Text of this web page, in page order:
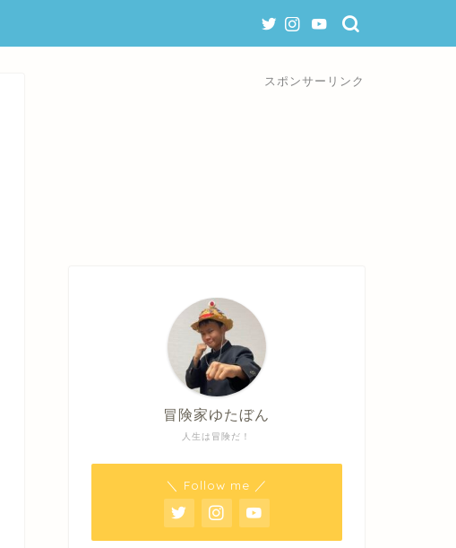
スポンサーリンク
人生は冒険だ！
冒険家ゆたぼん
＼ Follow me ／